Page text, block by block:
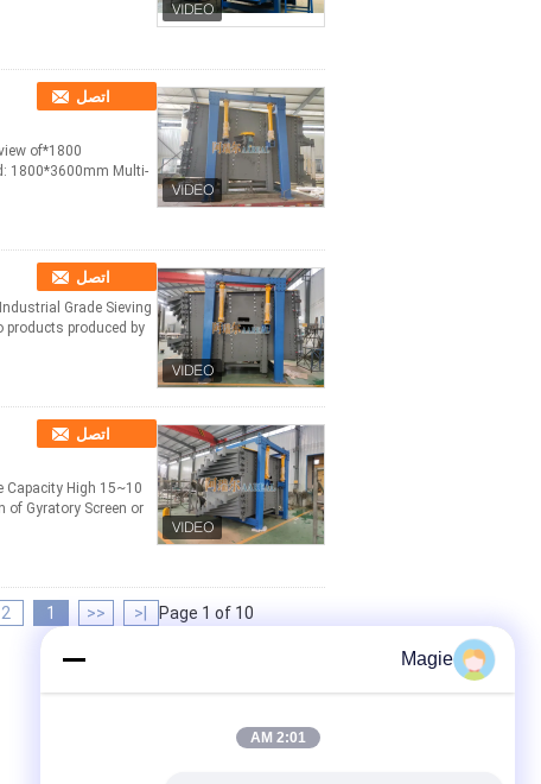
اتصل
of
1800*3600mm Multi-
اتصل
Grade Sieving
products produced by
اتصل
Capacity High
of Gyratory Screen or
Page 1 of 10
|<
<<
1
2
Magie
2:01 AM